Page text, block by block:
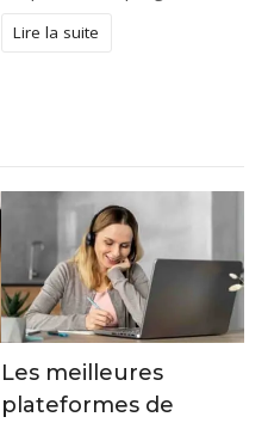
Lire la suite
Les meilleures
plateformes de